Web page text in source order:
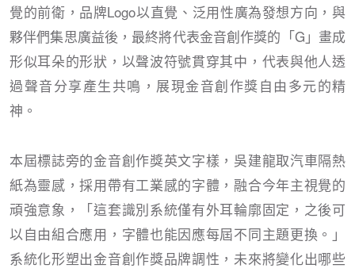
覺的前衛，品牌Logo以直覺、泛用性廣為發想方向，與
夥伴們集思廣益後，最終將代表金音創作獎的「G」畫成
形似耳朵的形狀，以聲波符號貫穿其中，代表與他人透
過聲音分享產生共鳴，展現金音創作獎自由多元的精
神。
本屆標誌旁的金音創作獎英文字樣，吳建龍取汽車隔熱
紙為靈感，採用帶有工業感的字體，融合今年主視覺的
頑強意象，「這套識別系統僅有外耳輪廓固定，之後可
以自由組合應用，字體也能因應每屆不同主題更換。」
系統化形塑出金音創作獎品牌調性，未來將變化出哪些